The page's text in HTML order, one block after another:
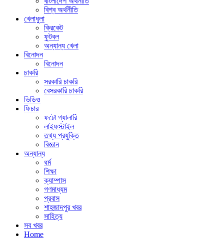
বিশ্ব অর্থনীতি
খেলাধুলা
ক্রিকেট
ফুটবল
অন্যান্য খেলা
বিনোদন
বিনোদন
চাকরি
সরকারি চাকরি
বেসরকারি চাকরি
ভিডিও
ফিচার
ফটো গ্যালারি
লাইফস্টাইল
তথ্য প্রযুক্তি
বিজ্ঞান
অন্যান্য
ধর্ম
শিক্ষা
ক্যাম্পাস
গণমাধ্যম
প্রবাস
শাহজাদপুর খবর
সাহিত্য
সব খবর
Home